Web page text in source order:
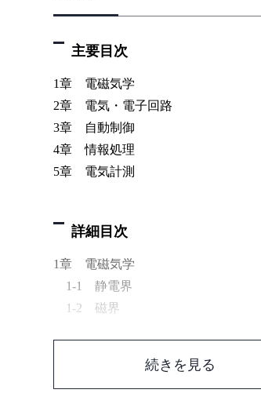
主要目次
1章 電磁気学
2章 電気・電子回路
3章 自動制御
4章 情報処理
5章 電気計測
詳細目次
1章 電磁気学
1-1 静電界
1-2 磁界
2-1 回路理論の基礎
続きを見る